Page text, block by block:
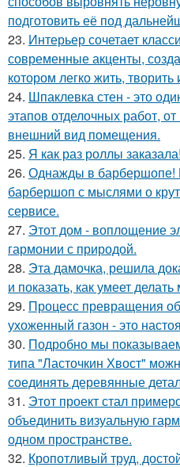
подготовить её под
23. Интерьер сочетает
современные акценты,
котором легко жить, творить
24. Шпаклевка стен - это
этапов отделочных работ,
внешний вид помещения.
25. Я как раз роллы заказала!
26. Однажды в барбершопе!
барбершоп с мыслями о
сервисе.
27. Этот дом - воплощение
гармонии с природой.
28. Эта дамочка, решила
и показать, как умеет
29. Процесс превращения
ухоженный газон - это
30. Подробно мы
типа "Ласточкин Хвост"
соединять деревянные
31. Этот проект стал
объединить визуальную
одном пространстве.
32. Кропотливый труд,